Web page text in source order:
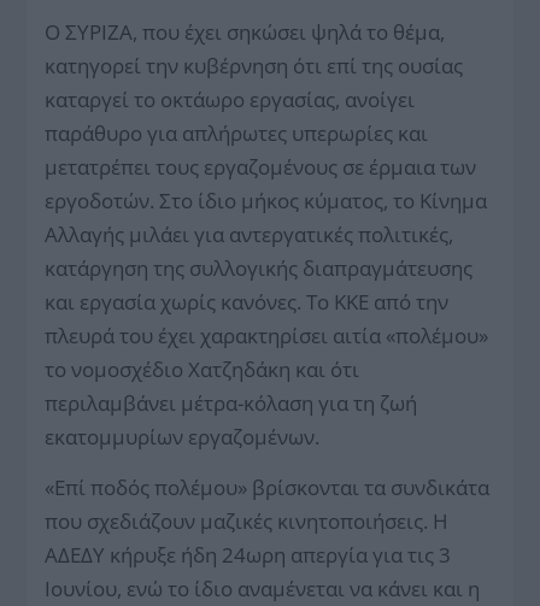
Ο ΣΥΡΙΖΑ, που έχει σηκώσει ψηλά το θέμα,
κατηγορεί την κυβέρνηση ότι επί της ουσίας
καταργεί το οκτάωρο εργασίας, ανοίγει
παράθυρο για απλήρωτες υπερωρίες και
μετατρέπει τους εργαζομένους σε έρμαια των
εργοδοτών. Στο ίδιο μήκος κύματος, το Κίνημα
Αλλαγής μιλάει για αντεργατικές πολιτικές,
κατάργηση της συλλογικής διαπραγμάτευσης
και εργασία χωρίς κανόνες. Το ΚΚΕ από την
πλευρά του έχει χαρακτηρίσει αιτία «πολέμου»
το νομοσχέδιο Χατζηδάκη και ότι
περιλαμβάνει μέτρα-κόλαση για τη ζωή
εκατομμυρίων εργαζομένων.
«Επί ποδός πολέμου» βρίσκονται τα συνδικάτα
που σχεδιάζουν μαζικές κινητοποιήσεις. Η
ΑΔΕΔΥ κήρυξε ήδη 24ωρη απεργία για τις 3
Ιουνίου, ενώ το ίδιο αναμένεται να κάνει και η